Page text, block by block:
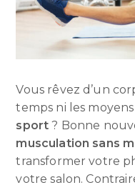
Vous rêvez d’un
temps ni les
sport ? Bonne
musculation sans
transformer votre
votre salon.